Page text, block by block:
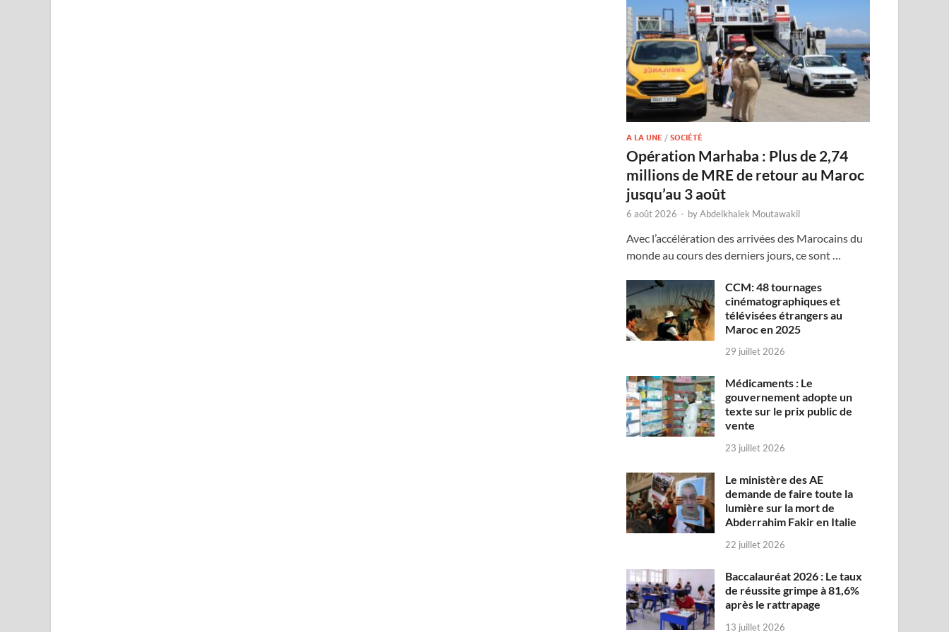
A LA UNE /SOCIÉTÉ
Opération Marhaba : Plus de 2,74
millions de MRE de retour au Maroc
jusqu’au 3 août
6 août 2026 - byAbdelkhalek Moutawakil
Avec l’accélération des arrivées des Marocains du
monde au cours des derniers jours, ce sont …
CCM: 48 tournages
cinématographiques et
télévisées étrangers au
Maroc en 2025
29 juillet 2026
Médicaments : Le
gouvernement adopte un
texte sur le prix public de
vente
23 juillet 2026
Le ministère des AE
demande de faire toute la
lumière sur la mort de
Abderrahim Fakir en Italie
22 juillet 2026
Baccalauréat 2026 : Le taux
de réussite grimpe à 81,6%
après le rattrapage
13 juillet 2026